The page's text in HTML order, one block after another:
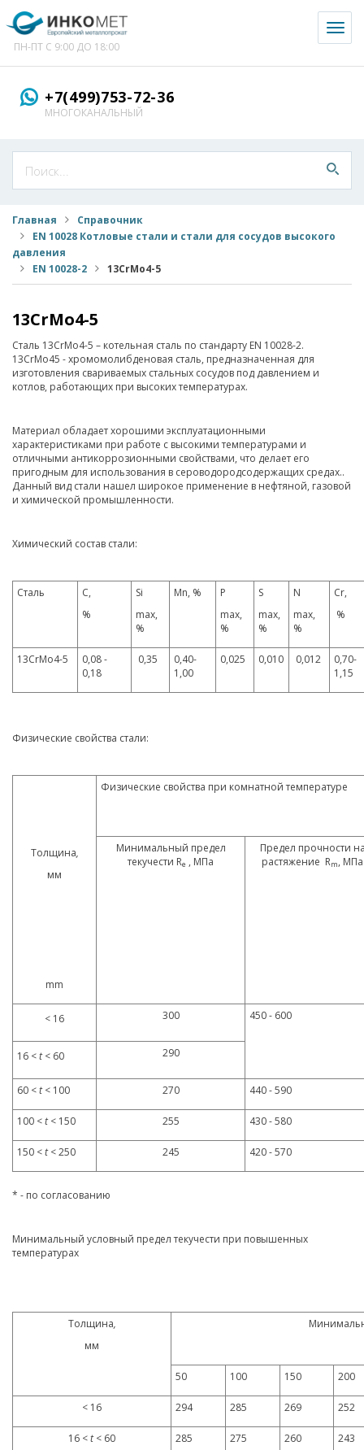
ПН-ПТ С 9:00 ДО 18:00
+7(499)753-72-36
МНОГОКАНАЛЬНЫЙ
Главная
Справочник
EN 10028 Котловые стали и стали для сосудов высокого
давления
EN 10028-2
13CrMo4-5
13CrMo4-5
Сталь 13CrMo4-5 – котельная сталь по стандарту EN 10028-2.
13CrMo45 - хромомолибденовая сталь, предназначенная для
изготовления свариваемых стальных сосудов под давлением и
котлов, работающих при высоких температурах.
Материал обладает хорошими эксплуатационными
характеристиками при работе с высокими температурами и
отличными антикоррозионными свойствами, что делает его
пригодным для использования в сероводородсодержащих средах..
Данный вид стали нашел широкое применение в нефтяной, газовой
и химической промышленности.
Химический состав стали:
Сталь
С,
%
Si
max,
%
Mn, %
P
max,
%
S
max,
%
N
max,
%
Cr,
%
13CrMo4-5
0,08 -
0,18
0,35
0,40-
1,00
0,025 0,010 0,012
0,70-
1,15
Физические свойства стали:
Толщина,
мм
mm
Физические свойства при комнатной температуре
Минимальный предел
текучести Re , МПа
Предел прочности
растяжение Rm, МПа
< 16 300 450 - 600
16 <t< 60 290
60 <t< 100 270 440 - 590
100 <t< 150 255 430 - 580
150 <t< 250 245 420 - 570
* - по согласованию
Минимальный условный предел текучести при повышенных
температурах
Толщина,
мм
50 100 150 200
< 16 294 285 269 252
16 <t< 60 285 275 260 243